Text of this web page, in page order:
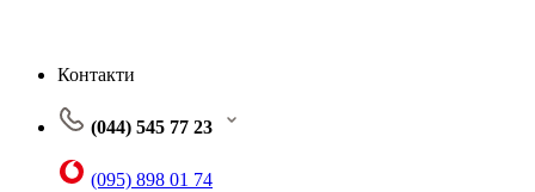
Контакти
(044) 545 77 23
(095) 898 01 74